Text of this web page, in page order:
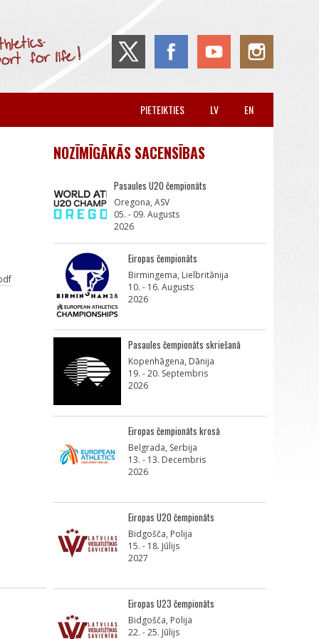
EN
LV
PIETEIKTIES
NOZĪMĪGĀKĀS SACENSĪBAS
Pasaules U20 čempionāts
Oregona, ASV
05. - 09. Augusts
2026
Eiropas čempionāts
Birmingema, Lielbritānija
10. - 16. Augusts
2026
Pasaules čempionāts skriešanā
Kopenhāgena, Dānija
19. - 20. Septembris
2026
Eiropas čempionāts krosā
Belgrada, Serbija
13. - 13. Decembris
2026
Eiropas U20 čempionāts
Bidgošča, Polija
15. - 18. Jūlijs
2027
Eiropas U23 čempionāts
Bidgošča, Polija
22. - 25. Jūlijs